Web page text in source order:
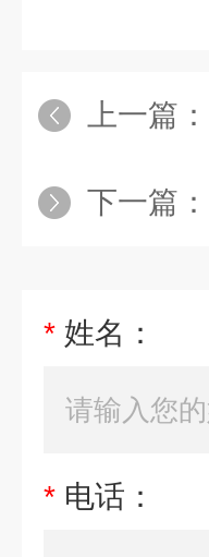
上一篇：
下一篇：
* 姓名：
* 电话：